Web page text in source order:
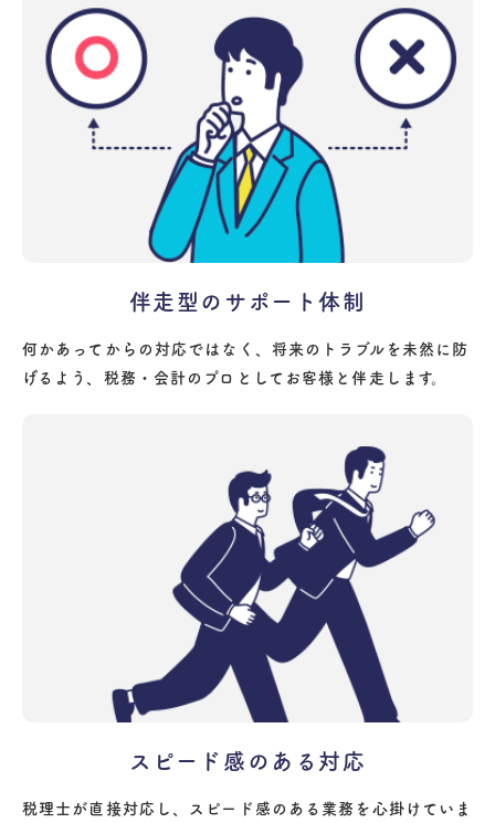
伴走型のサポート体制
何かあってからの対応ではなく、将来のトラブルを未然に防
げるよう、税務・会計のプロとしてお客様と伴走します。
スピード感のある対応
税理士が直接対応し、スピード感のある業務を心掛けていま